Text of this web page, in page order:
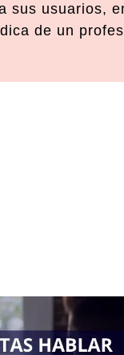
sus usuarios,
de un